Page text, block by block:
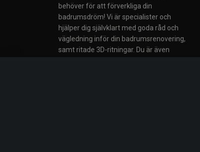
behöver för att förverkliga din
badrumsdröm! Vi är specialister och
hjälper dig självklart med goda råd och
vägledning inför din badrumsrenovering,
samt ritade 3D-ritningar. Du är även